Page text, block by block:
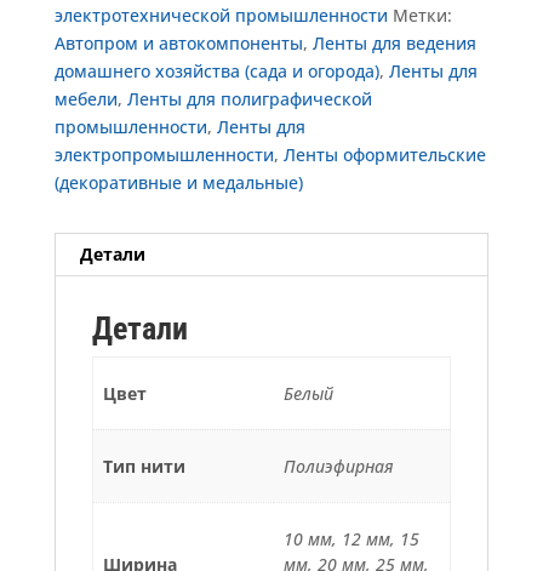
электротехнической промышленности Метки:
Автопром и автокомпоненты, Ленты для ведения
домашнего хозяйства (сада и огорода), Ленты для
мебели, Ленты для полиграфической
промышленности, Ленты для
электропромышленности, Ленты оформительские
(декоративные и медальные)
Детали
Детали
Цвет Белый
Тип нити Полиэфирная
Ширина
10 мм, 12 мм, 15
мм, 20 мм, 25 мм,